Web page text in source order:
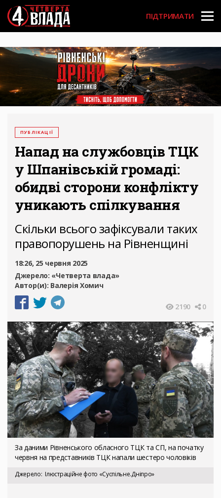
Перейти
до
основного
вмісту
User
account
menu
ПІДТРИМАТИ
ПУБЛІКАЦІЇ
Напад на службовців ТЦК
у Шпанівській громаді:
обидві сторони конфлікту
уникають спілкування
Скільки всього зафіксували таких
правопорушень на Рівненщині
18:26, 25 червня 2025
Джерело: «Четверта влада»
Автор(и): Валерія Хомич
2190 0
За даними Рівненського обласного ТЦК та СП, на початку
червня на представників ТЦК напали шестеро чоловіків
Джерело Ілюстраційне фото «Суспільне.Дніпро»